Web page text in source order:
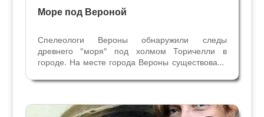
Море под Вероной
Спелеологи Вероны обнаружили следы
древнего "моря" под холмом Торичелли в
городе. На месте города Вероны существовало
лет назад. В пещере холма Торичелли
которой - окаменелости...